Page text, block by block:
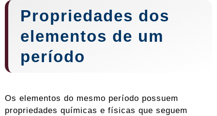
Propriedades dos
elementos de um
período
Os elementos do mesmo período possuem
propriedades químicas e físicas que seguem